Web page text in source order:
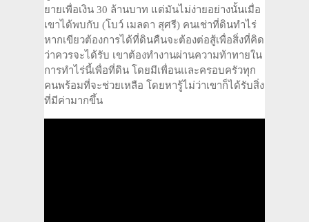
ยายเพื่อเงิน 30 ล้านบาท แต่มันไม่ง่ายอย่างนั้นเมื่อ
เขาได้พบกับ (โบว์ เมลดา สุศรี) คนเช่าที่ดินทำไร่
หากเขียวต้องการได้ที่ดินคืนจะต้องต่อสู้เพื่อสิ่งที่คิด
ว่าควรจะได้รับ เขาต้องทำงานผ่านความท้าทายใน
การทำไร่นี้เพื่อที่ดิน โดยมีเพื่อนและครอบครัวทุก
คนพร้อมที่จะช่วยเหลือ โดยหารู้ไม่ว่าเขาก็ได้รับสิ่ง
ที่มีค่ามากขึ้น